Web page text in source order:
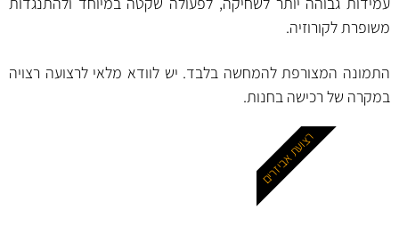
משופרת לקורוזיה.
התמונה המצורפת להמחשה בלבד. יש לוודא מלאי לרצועה רצויה
במקרה של רכישה בחנות.
רצועת אביזרים